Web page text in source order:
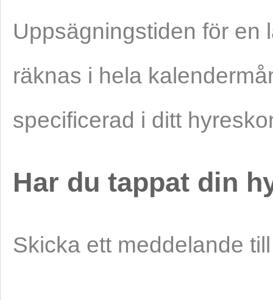
Uppsägningstiden för en
räknas i hela
specificerad i ditt
Har du tappat din
Skicka ett meddelande